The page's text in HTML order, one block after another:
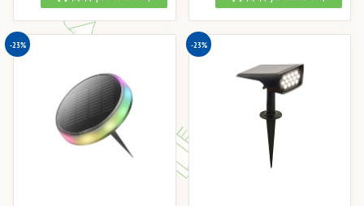
was:
1,092 ден.
is:
836 ден.
was:
1,575 ден.
is:
-23% -23%